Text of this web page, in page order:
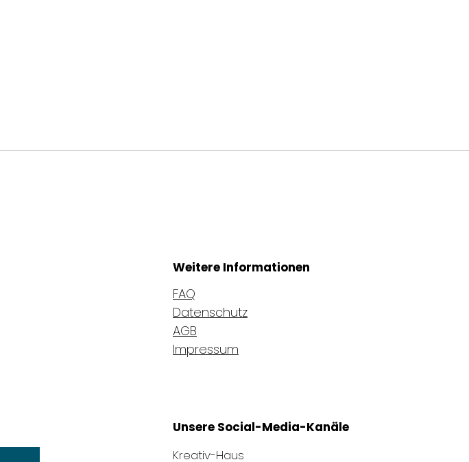
Weitere Informationen
FAQ
Datenschutz
AGB
Impressum
Unsere Social-Media-Kanäle
Kreativ-Haus